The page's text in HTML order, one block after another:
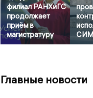
филиал РАНХиГС
продолжает
приём в
магистратуру
СИМ
Главные новости